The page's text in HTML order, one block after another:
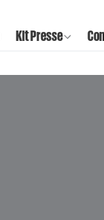
Kit Presse